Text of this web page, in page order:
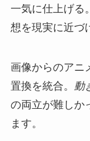
一気に仕上げる。
想を現実に近づ
画像からのアニ
置換を統合。 動
の両立が難しか
ます。